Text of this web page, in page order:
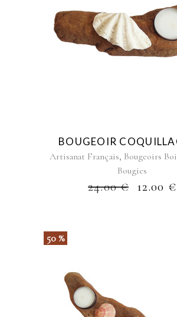
BOUGEOIR
Artisanat Français, Bougeoirs
Bougies
24.00€ 12.00 €
50 %